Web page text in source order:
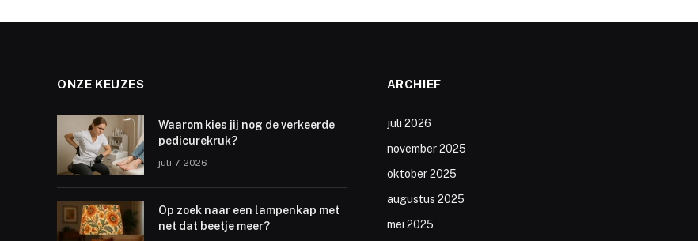
ONZE KEUZES
Waarom kies jij nog de verkeerde
pedicurekruk?
juli 7, 2026
Op zoek naar een lampenkap met
net dat beetje meer?
ARCHIEF
juli 2026
november 2025
oktober 2025
augustus 2025
mei 2025